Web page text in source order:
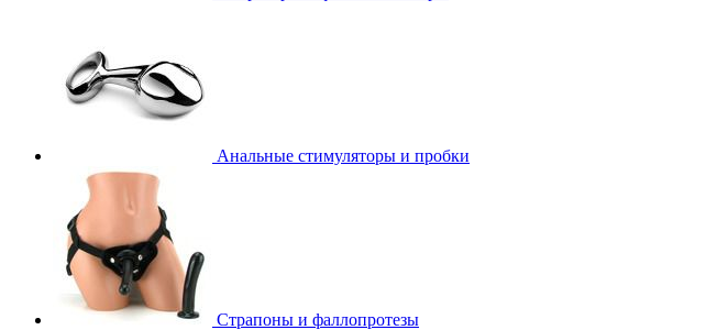
Анальные стимуляторы и пробки
Страпоны и фаллопротезы